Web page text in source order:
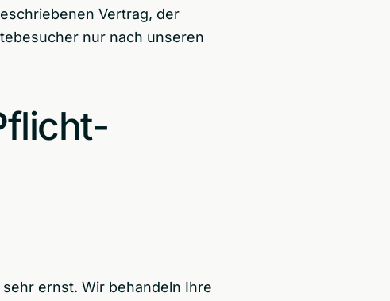
Vertrag, der
nur nach unseren
ernst. Wir behandeln Ihre